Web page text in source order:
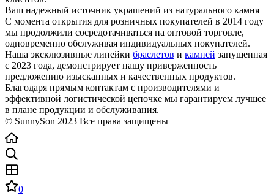
Ваш надежный источник украшений из натурального камня
С момента открытия для розничных покупателей в 2014 году
мы продолжили сосредотачиваться на оптовой торговле,
одновременно обслуживая индивидуальных покупателей.
Наша эксклюзивные линейки браслетов и камней запущенная
с 2023 года, демонстрирует нашу приверженность
предложению изысканных и качественных продуктов.
Благодаря прямым контактам с производителями и
эффективной логистической цепочке мы гарантируем лучшее
в плане продукции и обслуживания.
© SunnySon 2023 Все права защищены
0